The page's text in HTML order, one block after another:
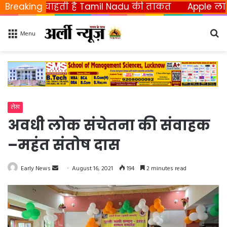
Breakingहै Tamil Nadu की ताकत Apple ला रहा
Menu
लेख
अवधी लोक संचेतना की संवाहक
–महंत संतोष दास
Early News
n
d
a
August 16, 2021 194 2 minutes read